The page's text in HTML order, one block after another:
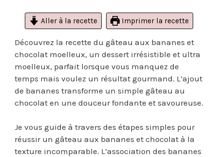
Aller à la recette Imprimer la recette
Découvrez la recette du gâteau aux bananes et
chocolat moelleux, un dessert irrésistible et ultra
moelleux, parfait lorsque vous manquez de
temps mais voulez un résultat gourmand. L’ajout
de bananes transforme un simple gâteau au
chocolat en une douceur fondante et savoureuse.
Je vous guide à travers des étapes simples pour
réussir un gâteau aux bananes et chocolat à la
texture incomparable. L’association des bananes